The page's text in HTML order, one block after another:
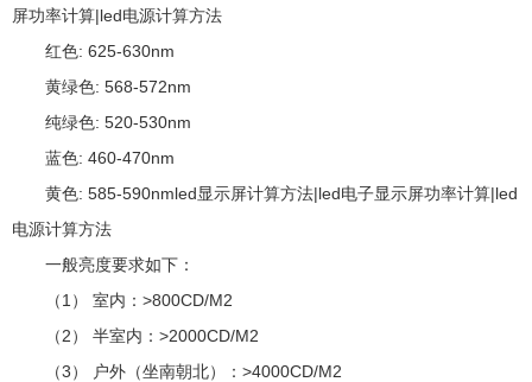
屏功率计算|led电源计算方法
红色: 625-630nm
黄绿色: 568-572nm
纯绿色: 520-530nm
蓝色: 460-470nm
黄色: 585-590nmled显示屏计算方法|led电子显示屏功率计算|led
电源计算方法
一般亮度要求如下：
（1） 室内：>800CD/M2
（2） 半室内：>2000CD/M2
（3） 户外（坐南朝北）：>4000CD/M2